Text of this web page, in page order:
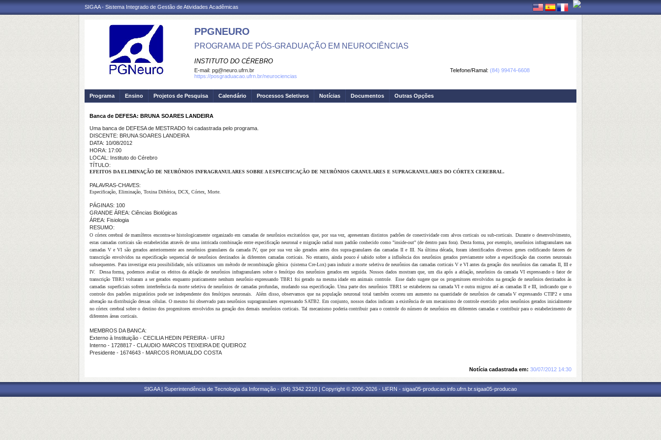
SIGAA - Sistema Integrado de Gestão de Atividades Acadêmicas
PPGNEURO
PROGRAMA DE PÓS-GRADUAÇÃO EM NEUROCIÊNCIAS
INSTITUTO DO CÉREBRO
Telefone/Ramal: (84) 99474-6608
E-mail: pg@neuro.ufrn.br
https://posgraduacao.ufrn.br/neurociencias
Programa Ensino Projetos de Pesquisa Calendário Processos Seletivos Notícias Documentos Outras Opções
Banca de DEFESA: BRUNA SOARES LANDEIRA
Uma banca de DEFESA de MESTRADO foi cadastrada pelo programa.
DISCENTE: BRUNA SOARES LANDEIRA
DATA: 10/08/2012
HORA: 17:00
LOCAL: Instituto do Cérebro
TÍTULO:
EFEITOS DA ELIMINAÇÃO DE NEURÔNIOS INFRAGRANULARES SOBRE A ESPECIFICAÇÃO DE NEURÔNIOS GRANULARES E SUPRAGRANULARES DO CÓRTEX CEREBRAL.
PALAVRAS-CHAVES:
Especificação, Eliminação, Toxina Diftérica, DCX, Córtex, Morte.
PÁGINAS: 100
GRANDE ÁREA: Ciências Biológicas
ÁREA: Fisiologia
RESUMO:
O córtex cerebral de mamíferos encontra-se histologicamente organizado em camadas de neurônios excitatórios que, por sua vez, apresentam distintos padrões de conectividade com alvos corticais ou sub-corticais. Durante o desenvolvimento,
estas camadas corticais são estabelecidas através de uma intricada combinação entre especificação neuronal e migração radial num padrão conhecido como "inside-out" (de dentro para fora). Desta forma, por exemplo, neurônios infragranulares nas
camadas V e VI são gerados anteriormente aos neurônios granulares da camada IV, que por sua vez são gerados antes dos supra-granulares das camadas II e III. Na última década, foram identificados diversos genes codificando fatores de
transcrição envolvidos na especificação sequencial de neurônios destinados às diferentes camadas corticais. No entanto, ainda pouco é sabido sobre a influência dos neurônios gerados previamente sobre a especificação das coortes neuronais
subsequentes. Para investigar esta possibilidade, nós utilizamos um método de recombinação gênica (sistema Cre-Lox) para induzir a morte seletiva de neurônios das camadas corticais V e VI antes da geração dos neurônios das camadas II, III e
IV. Dessa forma,
podemos avaliar os efeitos da ablação de neurônios infragranulares sobre o fenótipo dos neurônios gerados em seguida . Nossos dados mostram que, um dia após a ablação, neurônios da camada VI expressando o fator de
transcrição TBR1 voltaram a ser gerados enquanto praticamente nenhum neurônio expressando TBR1 foi gerado na mesma idade em animais controle.Esse dado sugere que os progenitores envolvidos na geração de neurônios destinados às
camadas superficiais sofrem interferência da morte seletiva de neurônios de camadas profundas, mudando sua especificação.Uma parte dos neurônios TBR1se estabeleceu na camada VI e outramigrou até as camadas II e III, indicando que o
controle dos padrões migratórios pode ser independente dos fenótipos neuronais.
Além disso, observamos que na população neuronal total também ocorreu um aumento na quantidade de neurônios de camada V expressando CTIP2 e uma
alteração na distribuição dessas células. O mesmo foi observado para neurônios supragranulares expressando SATB2. Em conjunto, nossos dados indicam a existência de um mecanismo de controle exercido pelos neurônios gerados inicialmente
no córtex cerebral sobre o destino dos progenitores envolvidos na geração dos demais neurônios corticais. Tal mecanismo poderia contribuir para o controle do número de neurônios em diferentes camadas e contribuir para o estabelecimento de
diferentes áreas corticais.
MEMBROS DA BANCA:
Externo à Instituição - CECILIA HEDIN PEREIRA - UFRJ
Interno - 1728817 - CLAUDIO MARCOS TEIXEIRA DE QUEIROZ
Presidente - 1674643 - MARCOS ROMUALDO COSTA
Notícia cadastrada em: 30/07/2012 14:30
SIGAA | Superintendência de Tecnologia da Informação - (84) 3342 2210 | Copyright © 2006-2026 - UFRN - sigaa05-producao.info.ufrn.br.sigaa05-producao